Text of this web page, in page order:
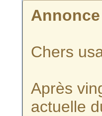
Annonce
Chers
Après
actuelle